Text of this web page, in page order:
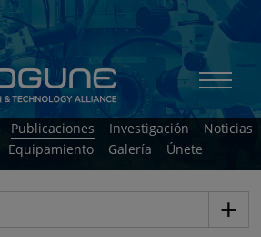
Publicaciones Investigación
Noticias
Equipamiento Galería Únete